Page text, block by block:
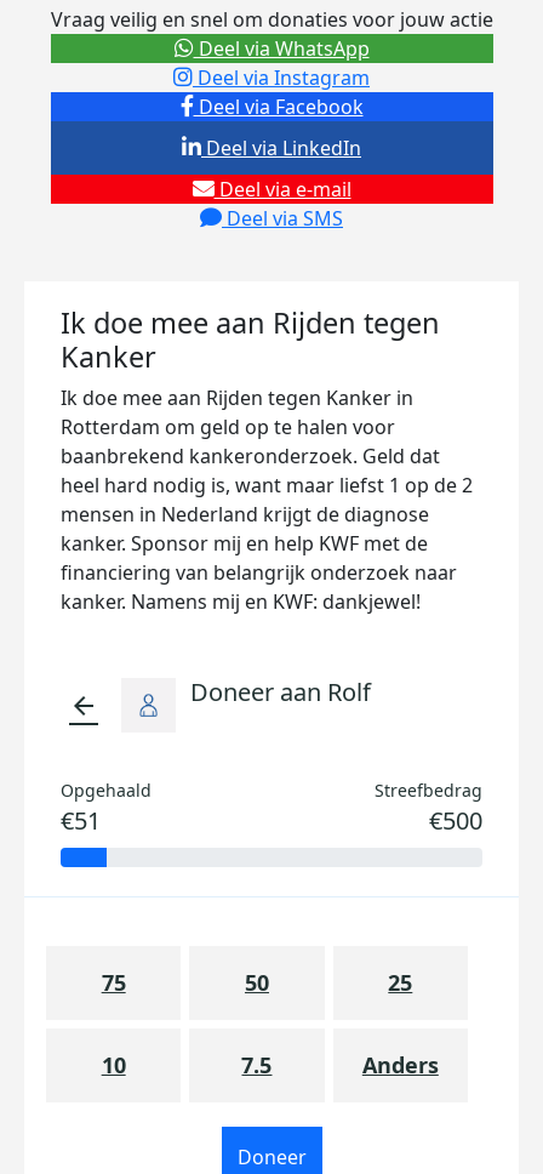
Vraag veilig en snel om donaties voor jouw actie
Deel via Facebook
Deel via Instagram
Deel via e-mail
Deel via SMS
Deel via LinkedIn
Deel via WhatsApp
Ik doe mee aan Rijden tegen
Kanker
Ik doe mee aan Rijden tegen Kanker in
Rotterdam om geld op te halen voor
baanbrekend kankeronderzoek. Geld dat
heel hard nodig is, want maar liefst 1 op de 2
mensen in Nederland krijgt de diagnose
kanker. Sponsor mij en help KWF met de
financiering van belangrijk onderzoek naar
kanker. Namens mij en KWF: dankjewel!
arrow_back Doneer aan Rolf
Opgehaald
€51
Streefbedrag
€500
75 50 25
10 7.5 Anders
Doneer